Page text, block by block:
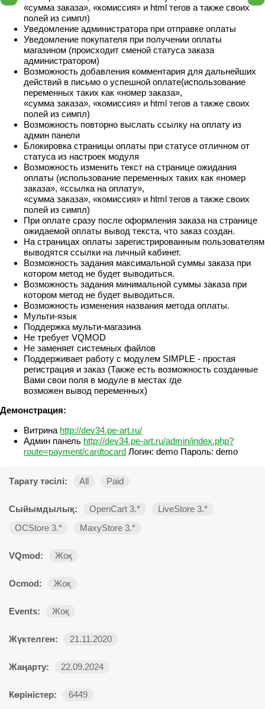
«сумма заказа», «комиссия» и html тегов а также своих
полей из симпл)
Уведомление администратора при отправке оплаты
Уведомление покупателя при получении оплаты
магазином (происходит сменой статуса заказа
администратором)
Возможность добавления комментария для дальнейших
действий в письмо о успешной оплате(использование
переменных таких как «номер заказа»,
«сумма заказа», «комиссия» и html тегов а также своих
полей из симпл)
Возможность повторно выслать ссылку на оплату из
админ панели
Блокировка страницы оплаты при статусе отличном от
статуса из настроек модуля
Возможность изменить текст на странице ожидания
оплаты (использование переменных таких как «номер
заказа», «ссылка на оплату»,
«сумма заказа», «комиссия» и html тегов а также своих
полей из симпл)
При оплате сразу после оформления заказа на странице
ожидаемой оплаты вывод текста, что заказ создан.
На страницах оплаты зарегистрированным пользователям
выводятся ссылки на личный кабинет.
Возможность задания максимальной суммы заказа при
котором метод не будет выводиться.
Возможность задания минимальной суммы заказа при
котором метод не будет выводиться.
Возможность изменения названия метода оплаты.
Мульти-язык
Поддержка мульти-магазина
Не требует VQMOD
Не заменяет системных файлов
Поддерживает работу с модулем SIMPLE - простая
регистрация и заказ (Также есть возможность созданные
Вами свои поля в модуле в местах где
возможен вывод переменных)
Демонстрация:
Витрина http://dev34.pe-art.ru/
Админ панель http://dev34.pe-art.ru/admin/index.php?
route=payment/cardtocard Логин: demo Пароль: demo
Тарату тәсілі: All Paid
Сыйымдылық: OpenCart 3.*
LiveStore 3.*
OCStore 3.*
MaxyStore 3.*
VQmod: Жоқ
Ocmod: Жоқ
Events: Жоқ
Жүктелген: 21.11.2020
Жаңарту: 22.09.2024
Көріністер: 6449